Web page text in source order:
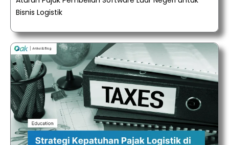
Bisnis Logistik